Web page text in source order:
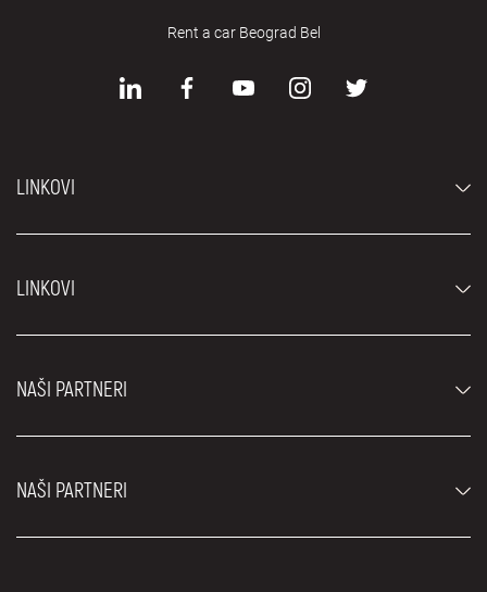
Rent a car Beograd Bel
LINKOVI
Luksuzni automobili
Cene
LINKOVI
Blog
O nama
NAŠI PARTNERI
Rent a car Beograd Royal
NAŠI PARTNERI